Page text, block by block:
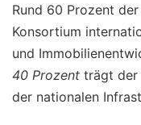
Rund 60 Prozent
Konsortium
und
40 Prozent trägt der
der nationalen